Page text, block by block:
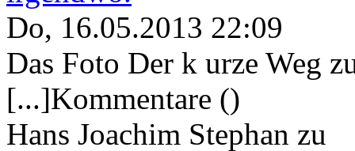
Do, 16.05.2013 22:09
Das Foto Der k urze Weg
[...]Kommentare ()
Hans Joachim Stephan zu